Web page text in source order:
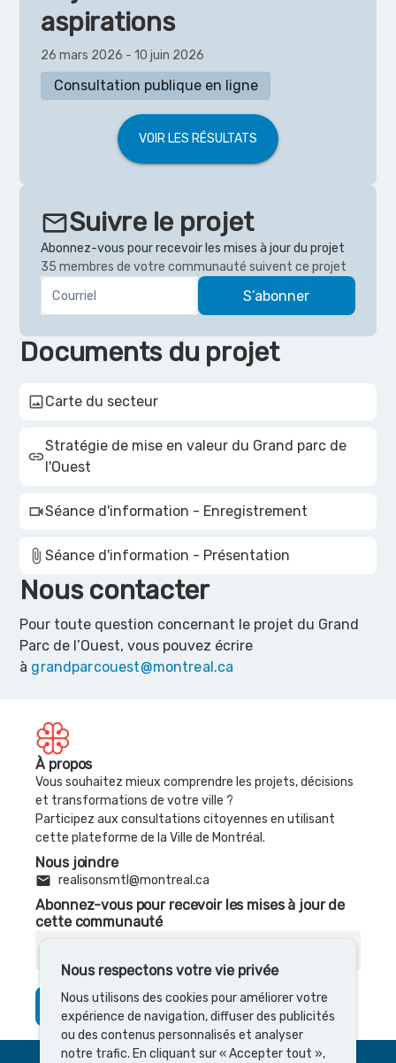
aspirations
26 mars 2026 - 10 juin 2026
Consultation publique en ligne
VOIR LES RÉSULTATS
emailSuivre le projet
Abonnez-vous pour recevoir les mises à jour du projet
35 membres de votre communauté suivent ce projet
Courriel
S’abonner
Documents du projet
imageCarte du secteur
link
Stratégie de mise en valeur du Grand parc de
l'Ouest
videocamSéance d'information - Enregistrement
attach_fileSéance d'information - Présentation
Nous contacter
Pour toute question concernant le projet du Grand
Parc de l’Ouest, vous pouvez écrire
à grandparcouest@montreal.ca
À propos
Vous souhaitez mieux comprendre les projets, décisions
et transformations de votre ville ?
Participez aux consultations citoyennes en utilisant
cette plateforme de la Ville de Montréal.
Nous joindre
email realisonsmtl@montreal.ca
Abonnez-vous pour recevoir les mises à jour de
cette communauté
S’abonner
Nous respectons votre vie privée
Nous utilisons des cookies pour améliorer votre
expérience de navigation, diffuser des publicités
ou des contenus personnalisés et analyser
notre trafic. En cliquant sur « Accepter tout »,